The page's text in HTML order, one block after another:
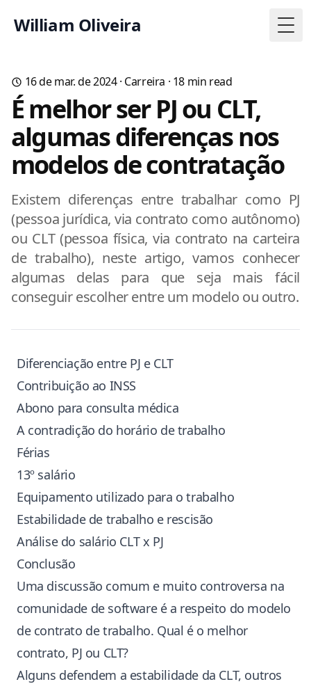
William Oliveira
16 de mar. de 2024· Carreira · 18 min read
É melhor ser PJ ou CLT,
algumas diferenças nos
modelos de contratação
Existem diferenças entre trabalhar como PJ
(pessoa jurídica, via contrato como autônomo)
ou CLT (pessoa física, via contrato na carteira
de trabalho), neste artigo, vamos conhecer
algumas delas para que seja mais fácil
conseguir escolher entre um modelo ou outro.
Diferenciação entre PJ e CLT
Contribuição ao INSS
Abono para consulta médica
A contradição do horário de trabalho
Férias
13º salário
Equipamento utilizado para o trabalho
Estabilidade de trabalho e rescisão
Análise do salário CLT x PJ
Conclusão
Uma discussão comum e muito controversa na
comunidade de software é a respeito do modelo
de contrato de trabalho. Qual é o melhor
contrato, PJ ou CLT?
Alguns defendem a estabilidade da CLT, outros